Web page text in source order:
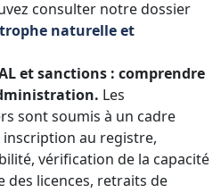
consulter notre dossier
naturelle et
et sanctions : comprendre
Les
sont soumis à un cadre
au registre,
vérification de la capacité
des licences, retraits de